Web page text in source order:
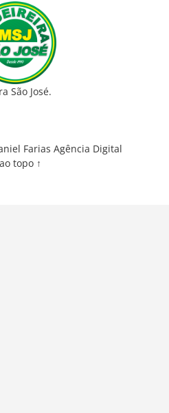
São José.
Farias Agência Digital
topo ↑